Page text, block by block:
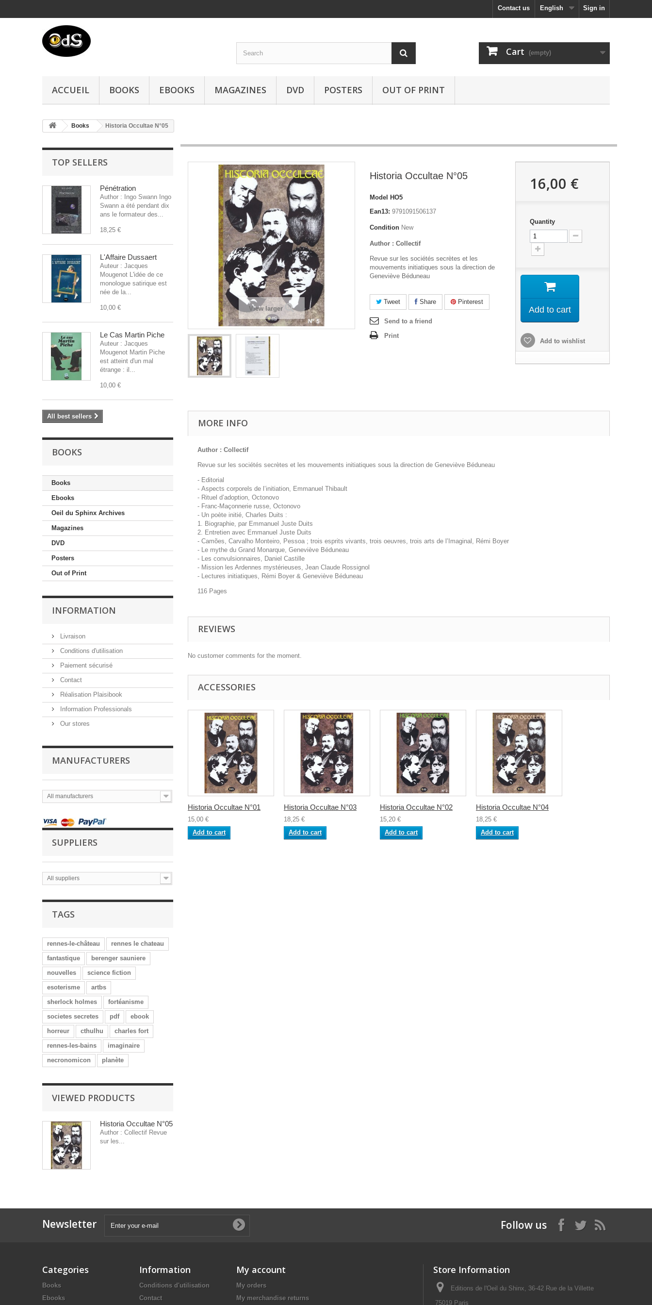
Sign in
English
Contact us
Cart (empty)
ACCUEIL BOOKS EBOOKS MAGAZINES DVD POSTERS OUT OF PRINT
Books Historia Occultae N°05
TOP SELLERS
Pénétration
Author : Ingo Swann Ingo
Swann a été pendant dix
ans le formateur des...
18,25 €
L'Affaire Dussaert
Auteur : Jacques
Mougenot L'idée de ce
monologue satirique est
née de la...
10,00 €
Le Cas Martin Piche
Auteur : Jacques
Mougenot Martin Piche
est atteint d'un mal
étrange : il...
10,00 €
All best sellers
BOOKS
Books
Ebooks
Oeil du Sphinx Archives
Magazines
DVD
Posters
Out of Print
INFORMATION
Livraison
Conditions d'utilisation
Paiement sécurisé
Contact
Réalisation Plaisibook
Information Professionals
Our stores
MANUFACTURERS
All manufacturers
SUPPLIERS
All suppliers
TAGS
rennes-le-château
rennes le chateau
fantastique
berenger sauniere
nouvelles
science fiction
esoterisme
artbs
sherlock holmes
fortéanisme
societes secretes
pdf
ebook
horreur
cthulhu
charles fort
rennes-les-bains
imaginaire
necronomicon
planète
VIEWED PRODUCTS
Historia Occultae N°05
Author : Collectif Revue
sur les...
View larger
Historia Occultae N°05
Model
HO5
Ean13: 9791091506137
Condition New
Author : Collectif
Revue sur les sociétés secrètes et les
mouvements initiatiques sous la direction de
Geneviève Béduneau
Tweet Share Pinterest
Send to a friend
Print
16,00 €
Quantity
Add to cart
Add to wishlist
MORE INFO
Author : Collectif
Revue sur les sociétés secrètes et les mouvements initiatiques sous la direction de Geneviève Béduneau
- Editorial
- Aspects corporels de l’initiation, Emmanuel Thibault
- Rituel d’adoption, Octonovo
- Franc-Maçonnerie russe, Octonovo
- Un poète initié, Charles Duits :
1. Biographie, par Emmanuel Juste Duits
2. Entretien avec Emmanuel Juste Duits
- Camões, Carvalho Monteiro, Pessoa ; trois esprits vivants, trois oeuvres, trois arts de l’Imaginal , Rémi Boyer
- Le mythe du Grand Monarque, Geneviève Béduneau
- Les convulsionnaires, Daniel Castille
- Mission les Ardennes mystérieuses, Jean Claude Rossignol
- Lectures initiatiques, Rémi Boyer & Geneviève Béduneau
116 Pages
REVIEWS
No customer comments for the moment.
ACCESSORIES
Historia Occultae N°01
15,00 €
Add to cart
Historia Occultae N°03
18,25 €
Add to cart
Historia Occultae N°02
15,20 €
Add to cart
Historia Occultae N°04
18,25 €
Add to cart
Newsletter Follow us
Categories
Books
Ebooks
Information
Conditions d'utilisation
Contact
My account
My orders
My merchandise returns
Store Information
Editions de l'Oeil du Shinx, 36-42 Rue de la Villette
75019 Paris